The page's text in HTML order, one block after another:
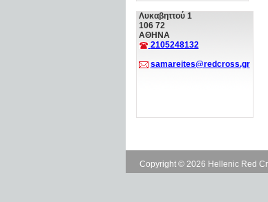
Λυκαβηττού 1
106 72
ΑΘΗΝΑ
2105248132
samareites@redcross.gr
Copyright © 2026 Hellenic Red